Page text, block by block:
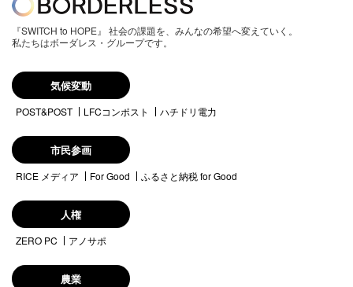
『SWITCH to HOPE』 社会の課題を、みんなの希望へ変えていく。
私たちはボーダレス・グループです。
気候変動
POST&POST LFCコンポスト ハチドリ電力
市民参画
RICE メディア For Good ふるさと納税 for Good
人権
ZERO PC アノサポ
農業